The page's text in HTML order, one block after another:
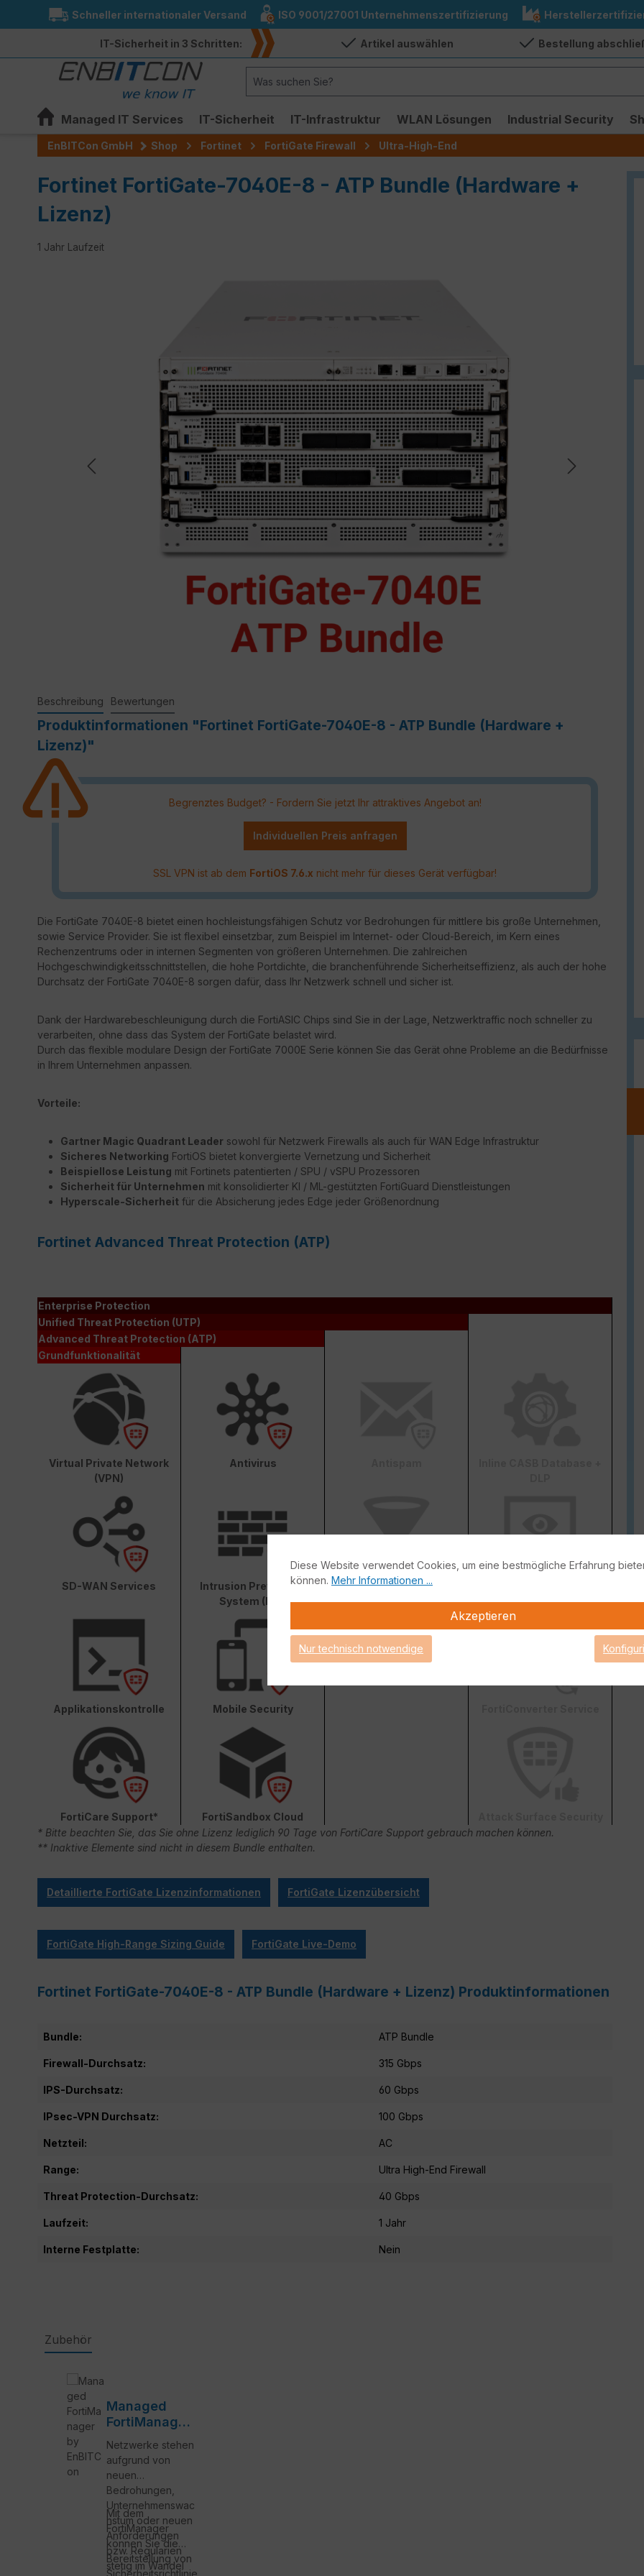
Zur Hauptnavigation springen
Schneller internationaler Versand ISO 9001/27001 Unternehmenszertifizierung
IT-Sicherheit in 3 Schritten: Artikel auswählen Bestellung
Managed IT Services IT-Sicherheit IT-Infrastruktur WLAN Lösungen Industrial Security
EnBITCon GmbH Shop Fortinet FortiGate Firewall Ultra-High-End
Fortinet FortiGate-7040E-8 - ATP Bundle (Hardware +
Lizenz)
1 Jahr Laufzeit
Beschreibung Bewertungen
Produktinformationen "Fortinet FortiGate-7040E-8 - ATP Bundle (Hardware +
Lizenz)"
Begrenztes Budget? - Fordern Sie jetzt Ihr attraktives Angebot an!
Individuellen Preis anfragen
SSL VPN ist ab dem FortiOS 7.6.x nicht mehr für dieses Gerät verfügbar!
Die FortiGate 7040E-8 bietet einen hochleistungsfähigen Schutz vor Bedrohungen für mittlere bis große Unternehmen,
sowie Service Provider. Sie ist flexibel einsetzbar, zum Beispiel im Internet- oder Cloud-Bereich, im Kern eines
Rechenzentrums oder in internen Segmenten von größeren Unternehmen. Die zahlreichen
Hochgeschwindigkeitsschnittstellen, die hohe Portdichte, die branchenführende Sicherheitseffizienz, als auch der hohe
Durchsatz der FortiGate 7040E-8 sorgen dafür, dass Ihr Netzwerk schnell und sicher ist.
Dank der Hardwarebeschleunigung durch die FortiASIC Chips sind Sie in der Lage, Netzwerktraffic noch schneller zu
verarbeiten, ohne dass das System der FortiGate belastet wird.
Durch das flexible modulare Design der FortiGate 7000E Serie können Sie das Gerät ohne Probleme an die Bedürfnisse
in Ihrem Unternehmen anpassen.
Vorteile:
Gartner Magic Quadrant Leader sowohl für Netzwerk Firewalls als auch für WAN Edge Infrastruktur
Sicheres Networking FortiOS bietet konvergierte Vernetzung und Sicherheit
Beispiellose Leistung mit Fortinets patentierten / SPU / vSPU Prozessoren
Sicherheit für Unternehmen mit konsolidierter KI / ML-gestützten FortiGuard Dienstleistungen
Hyperscale-Sicherheit für die Absicherung jedes Edge jeder Größenordnung
Fortinet Advanced Threat Protection (ATP)
Enterprise Protection
Unified Threat Protection (UTP)
Advanced Threat Protection (ATP)
Grundfunktionalität
Virtual Private Network
(VPN)
Antivirus
SD-WAN Services
Intrusion Prevention
System (IPS)
Web & Video Filter
Prevention
Applikationskontrolle Mobile Security
FortiCare Support* FortiSandbox Cloud
* Bitte beachten Sie, das Sie ohne Lizenz lediglich 90 Tage von FortiCare Support gebrauch machen können.
** Inaktive Elemente sind nicht in diesem Bundle enthalten.
Detaillierte FortiGate Lizenzinformationen FortiGate Lizenzübersicht
FortiGate High-Range Sizing Guide FortiGate Live-Demo
Fortinet FortiGate-7040E-8 - ATP Bundle (Hardware + Lizenz) Produktinformationen
Bundle: ATP Bundle
Firewall-Durchsatz: 315 Gbps
IPS-Durchsatz: 60 Gbps
IPsec-VPN Durchsatz: 100 Gbps
Netzteil: AC
Range: Ultra High-End Firewall
Threat Protection-Durchsatz: 40 Gbps
Laufzeit: 1 Jahr
Interne Festplatte: Nein
Zubehör
Managed
FortiManager
by EnBITCon
Netzwerke stehen
aufgrund von
neuen
Bedrohungen,
Unternehmenswac
hstum oder neuen
Anforderungen
bzw. Regularien
stetig im Wandel
Mit dem
FortiManager
können Sie die
Bereitstellung von
Sicherheitsrichtlinie
Diese Website verwendet Cookies, um eine bestmögliche Erfahrung
können. Mehr Informationen ...
Akzeptieren
Nur technisch notwendige